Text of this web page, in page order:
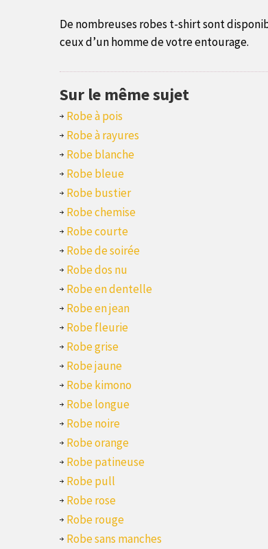
De nombreuses robes t-shirt sont
ceux d’un homme de votre entourage.
Sur le même sujet
Robe à pois
Robe à rayures
Robe blanche
Robe bleue
Robe bustier
Robe chemise
Robe courte
Robe de soirée
Robe dos nu
Robe en dentelle
Robe en jean
Robe fleurie
Robe grise
Robe jaune
Robe kimono
Robe longue
Robe noire
Robe orange
Robe patineuse
Robe pull
Robe rose
Robe rouge
Robe sans manches